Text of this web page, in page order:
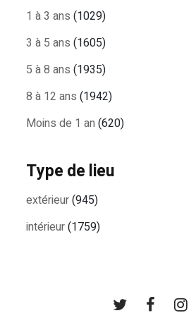
1 à 3 ans (1029)
3 à 5 ans (1605)
5 à 8 ans (1935)
8 à 12 ans (1942)
Moins de 1 an (620)
Type de lieu
extérieur(945)
intérieur(1759)